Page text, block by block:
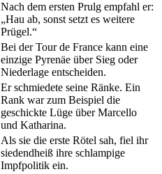
Nach dem ersten Prulg empfahl er:
„Hau ab, sonst setzt es weitere
Prügel.“
Bei der Tour de France kann eine
einzige Pyrenäe über Sieg oder
Niederlage entscheiden.
Er schmiedete seine Ränke. Ein
Rank war zum Beispiel die
geschickte Lüge über Marcello
und Katharina.
Als sie die erste Rötel sah, fiel ihr
siedendheiß ihre schlampige
Impfpolitik ein.